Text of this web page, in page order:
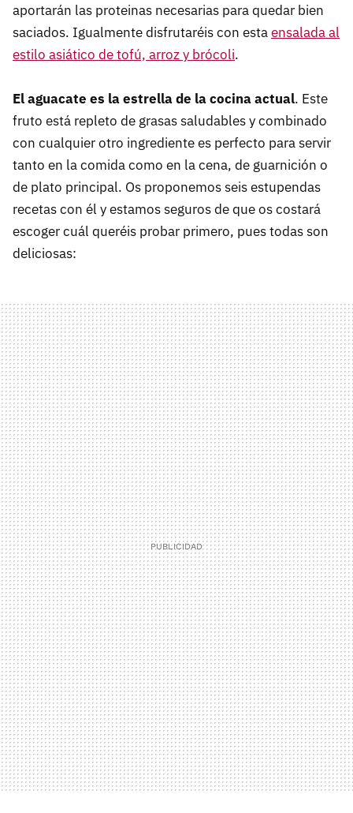
aportarán las proteinas necesarias para quedar bien
saciados. Igualmente disfrutaréis con estaensalada al
estilo asiático de tofú, arroz y brócoli.
El aguacate es la estrella de la cocina actual. Este
fruto está repleto de grasas saludables y combinado
con cualquier otro ingrediente es perfecto para servir
tanto en la comida como en la cena, de guarnición o
de plato principal. Os proponemos seis estupendas
recetas con él y estamos seguros de que os costará
escoger cuál queréis probar primero, pues todas son
deliciosas: